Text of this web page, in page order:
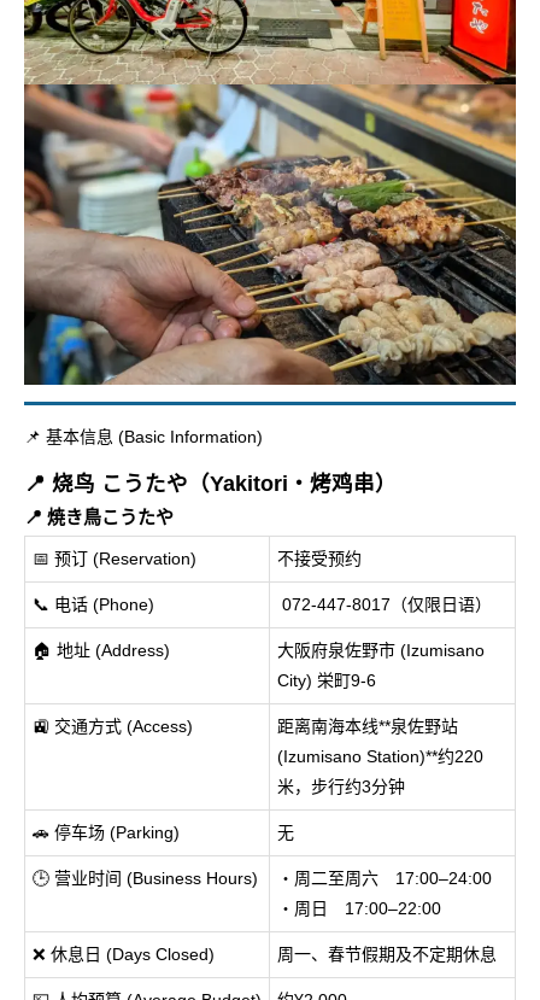
📌 基本信息 (Basic Information)
📍 烧鸟 こうたや（Yakitori・烤鸡串）
📍 焼き鳥こうたや
📅 预订 (Reservation) 不接受预约
📞 电话 (Phone) 072-447-8017（仅限日语）
🏠 地址 (Address)
大阪府泉佐野市 (Izumisano
City) 栄町9-6
🚉 交通方式 (Access)
距离南海本线**泉佐野站
(Izumisano Station)**约220
米，步行约3分钟
🚗 停车场 (Parking) 无
🕒 营业时间 (Business Hours)
・周二至周六 17:00–24:00
・周日 17:00–22:00
❌ 休息日 (Days Closed) 周一、春节假期及不定期休息